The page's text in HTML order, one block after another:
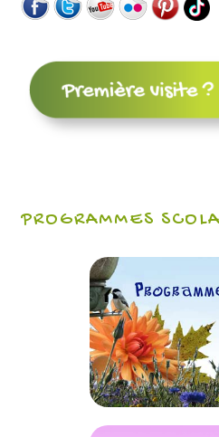
PROGRAMMES